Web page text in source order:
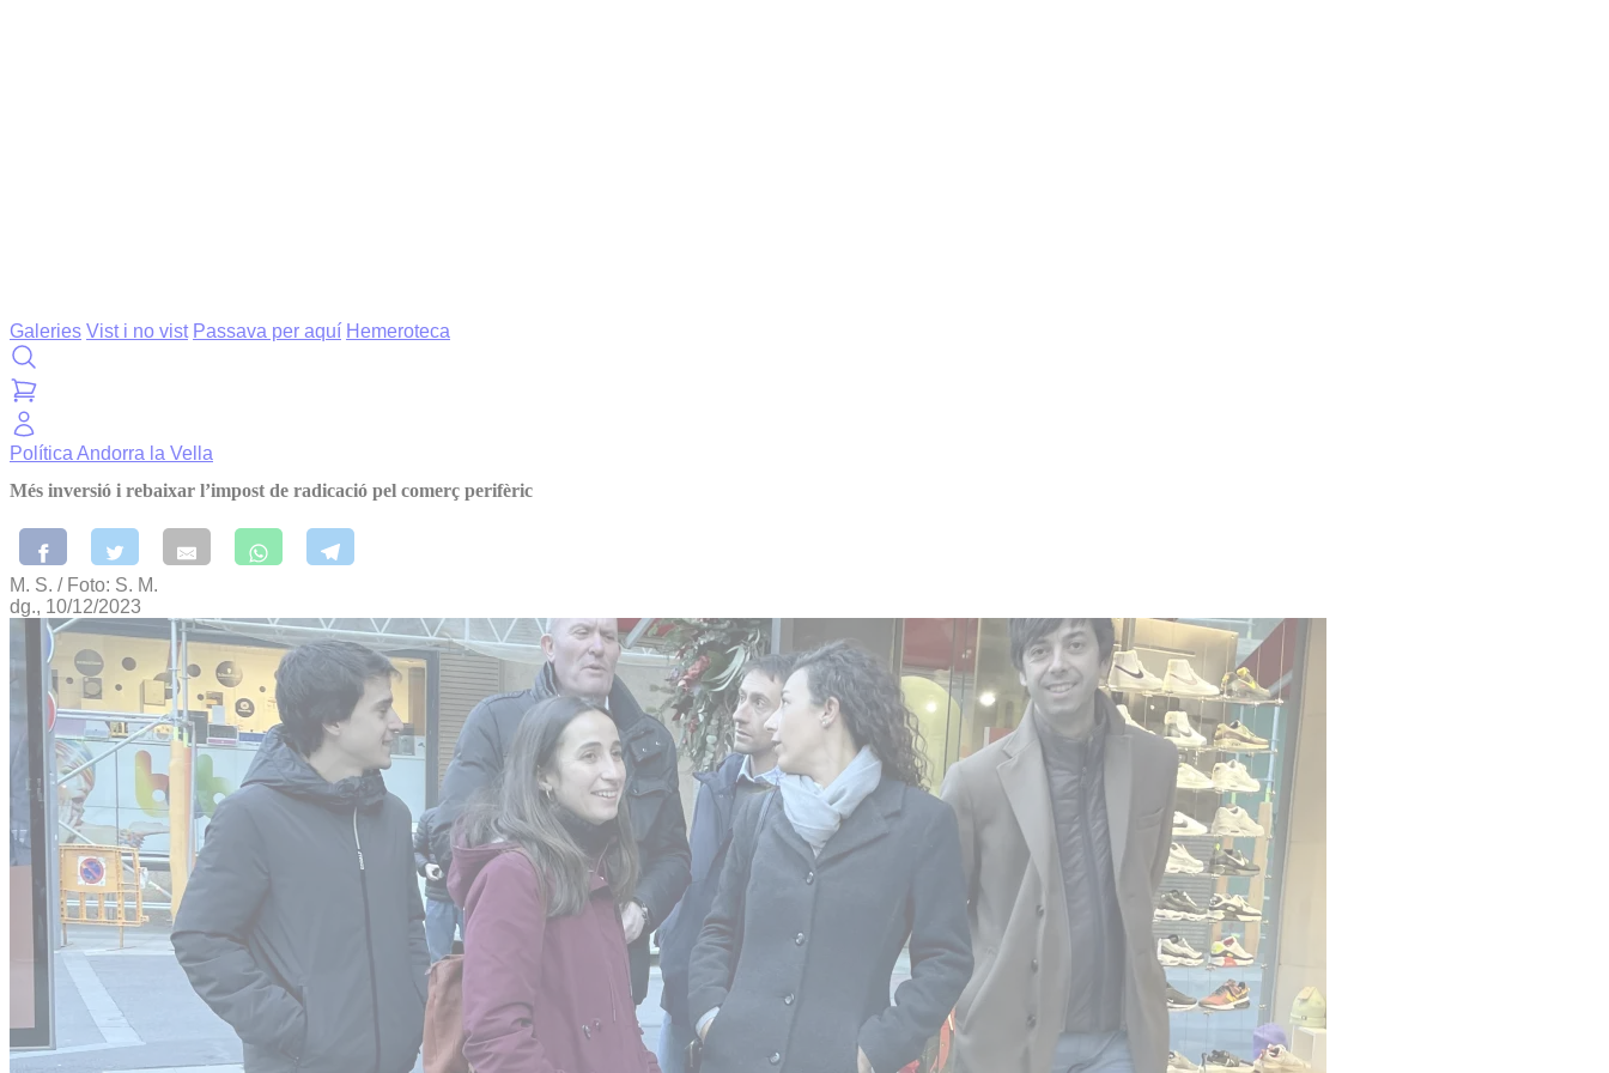
Galeries Vist i no vist Passava per aquí Hemeroteca
Política Andorra la Vella
Més inversió i rebaixar l’impost de radicació pel comerç perifèric
M. S. / Foto: S. M.
dg., 10/12/2023